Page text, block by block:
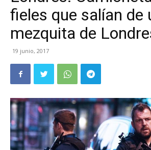
fieles que salían de
mezquita de
19 junio, 2017